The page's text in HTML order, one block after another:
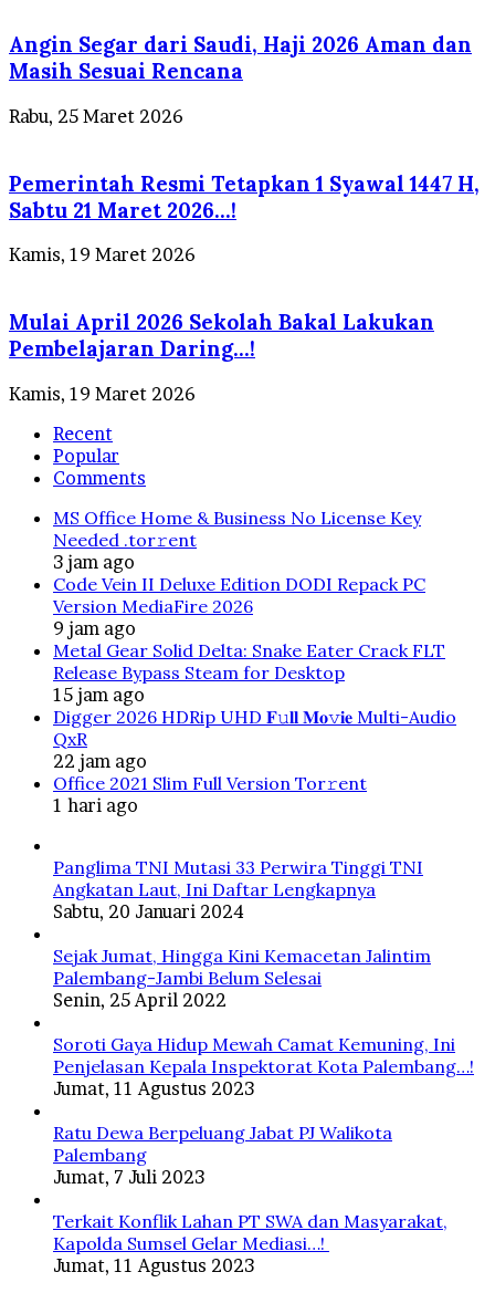
Angin Segar dari Saudi, Haji 2026 Aman dan
Masih Sesuai Rencana
Rabu, 25 Maret 2026
Pemerintah Resmi Tetapkan 1 Syawal 1447 H,
Sabtu 21 Maret 2026…!
Kamis, 19 Maret 2026
Mulai April 2026 Sekolah Bakal Lakukan
Pembelajaran Daring…!
Kamis, 19 Maret 2026
Recent
Popular
Comments
MS Office Home & Business No License Key
Needed .tоr𝚛еnt
3 jam ago
Code Vein II Deluxe Edition DODI Repack PC
Version MediaFire 2026
9 jam ago
Metal Gear Solid Delta: Snake Eater Crack FLT
Release Bypass Steam for Desktop
15 jam ago
Digger 2026 HDRip UHD 𝐅𝚞𝐥𝐥 𝐌𝐨𝚟𝐢𝐞 Multi-Audio
QxR
22 jam ago
Office 2021 Slim Full Version Tor𝚛ent
1 hari ago
Panglima TNI Mutasi 33 Perwira Tinggi TNI
Angkatan Laut, Ini Daftar Lengkapnya
Sabtu, 20 Januari 2024
Sejak Jumat, Hingga Kini Kemacetan Jalintim
Palembang-Jambi Belum Selesai
Senin, 25 April 2022
Soroti Gaya Hidup Mewah Camat Kemuning, Ini
Penjelasan Kepala Inspektorat Kota Palembang…!
Jumat, 11 Agustus 2023
Ratu Dewa Berpeluang Jabat PJ Walikota
Palembang
Jumat, 7 Juli 2023
Terkait Konflik Lahan PT SWA dan Masyarakat,
Kapolda Sumsel Gelar Mediasi…!
Jumat, 11 Agustus 2023